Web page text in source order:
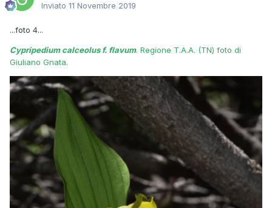
Inviato 11 Novembre 2019
...foto 4...
Cypripedium calceolus f. flavum. Regione T.A.A. (TN) foto di
Giuliano Gnata.